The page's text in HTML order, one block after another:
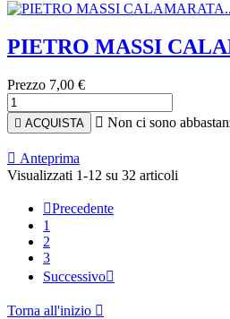
PIETRO MASSI
Prezzo 7,00 €
 ACQUISTA  Non ci sono
 Anteprima
Visualizzati 1-12 su 32 articoli
Precedente
1
2
3
Successivo
Torna all'inizio 